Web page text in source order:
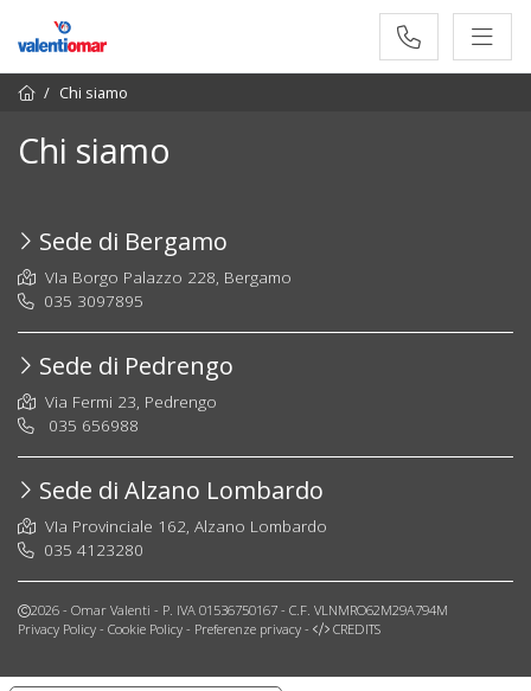
Chi siamo
Chi siamo
Sede di Bergamo
VIa Borgo Palazzo 228, Bergamo
035 3097895
Sede di Pedrengo
Via Fermi 23, Pedrengo
035 656988
Sede di Alzano Lombardo
VIa Provinciale 162, Alzano Lombardo
035 4123280
2026 - Omar Valenti - P. IVA 01536750167 - C.F. VLNMRO62M29A794M
Privacy Policy - Cookie Policy - Preferenze privacy - CREDITS